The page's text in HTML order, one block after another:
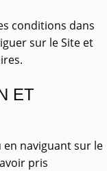
conditions dans
sur le Site et
ET
en naviguant sur le
pris